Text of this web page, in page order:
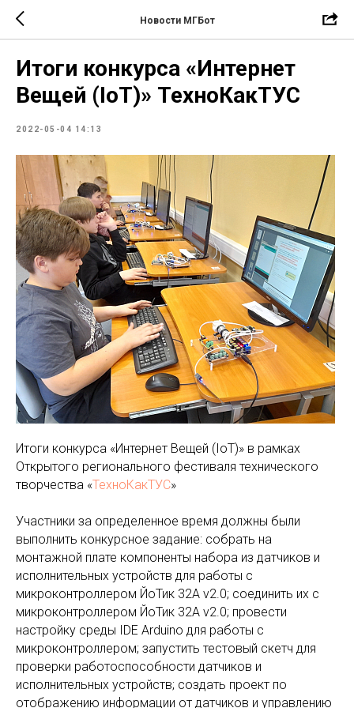
Новости МГБот
Итоги конкурса «Интернет
Вещей (IoT)» ТехноКакТУС
2022-05-04 14:13
Итоги конкурса «Интернет Вещей (IoT)» в рамках
Открытого регионального фестиваля технического
творчества «ТехноКакТУС»
Участники за определенное время должны были
выполнить конкурсное задание: собрать на
монтажной плате компоненты набора из датчиков и
исполнительных устройств для работы с
микроконтроллером ЙоТик 32A v2.0; соединить их с
микроконтроллером ЙоТик 32A v2.0; провести
настройку среды IDE Arduino для работы с
микроконтроллером; запустить тестовый скетч для
проверки работоспособности датчиков и
исполнительных устройств; создать проект по
отображению информации от датчиков и управлению